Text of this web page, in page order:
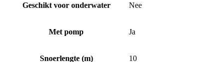
Geschikt voor onderwater Nee
Met pomp Ja
Snoerlengte (m) 10